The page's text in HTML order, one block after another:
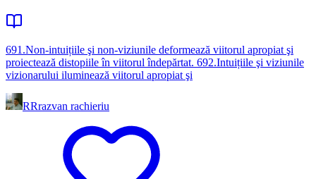
691.Non-intuițiile şi non-viziunile deformează viitorul apropiat şi
proiectează distopiile în viitorul îndepărtat. 692.Intuițiile şi viziunile
vizionarului iluminează viitorul apropiat şi
RRrazvan rachieriu